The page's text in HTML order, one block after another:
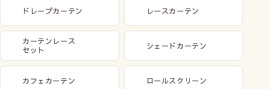
ドレープカーテン レースカーテン
カーテンレース
セット
シェードカーテン
カフェカーテン ロールスクリーン